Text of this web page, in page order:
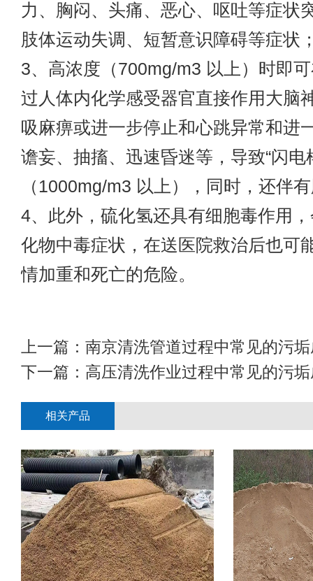
力、胸闷、头痛、恶心、呕吐等症状
肢体运动失调、短暂意识障碍等症状
3、高浓度（700mg/m3 以上）时即
过人体内化学感受器官直接作用大脑
吸麻痹或进一步停止和心跳异常和进
谵妄、抽搐、迅速昏迷等，导致“闪电
（1000mg/m3 以上），同时，还伴
4、此外，硫化氢还具有细胞毒作用
化物中毒症状，在送医院救治后也可
情加重和死亡的危险。
上一篇： 南京清洗管道过程中常见的污
下一篇： 高压清洗作业过程中常见的污
相关产品